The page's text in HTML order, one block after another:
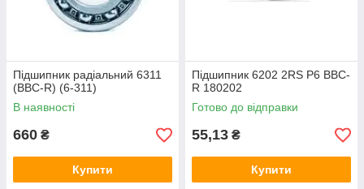
Підшипник радіальний 6311
(BBC-R) (6-311)
В наявності
660 ₴
Купити
Підшипник 6202 2RS P6 BBC-
R 180202
Готово до відправки
55,13 ₴
Купити